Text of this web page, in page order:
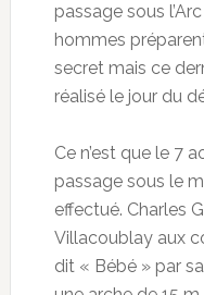
passage sous
hommes
secret mais ce
réalisé le jour du
Ce n’est que le 7
passage sous le
effectué. Charles
Villacoublay aux
dit « Bébé » par